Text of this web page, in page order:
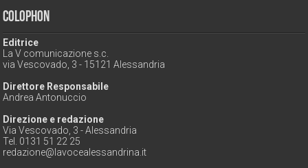
Colophon
Editrice
La V comunicazione s.c.
via Vescovado, 3 - 15121 Alessandria
Direttore Responsabile
Andrea Antonuccio
Direzione e redazione
Via Vescovado, 3 - Alessandria
Tel. 0131 51 22 25
redazione@lavocealessandrina.it